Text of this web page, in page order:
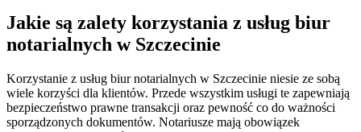
Jakie są zalety korzystania z usług biur
notarialnych w Szczecinie
Korzystanie z usług biur notarialnych w Szczecinie niesie ze sobą
wiele korzyści dla klientów. Przede wszystkim usługi te zapewniają
bezpieczeństwo prawne transakcji oraz pewność co do ważności
sporządzonych dokumentów. Notariusze mają obowiązek